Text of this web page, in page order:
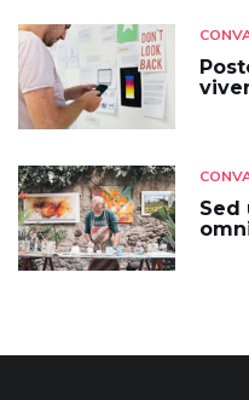
Sed